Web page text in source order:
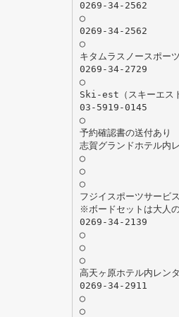
0269-34-2562
◯
0269-34-2562
◯
キタムラスノースポー
0269-34-2729
◯
Ski-est（スキーエスト
03-5919-0145
◯
予約確認書の送付あり
志賀グランドホテル
◯
◯
◯
フジイスポーツサービス
※ボードセットは大人
0269-34-2139
◯
◯
◯
高天ヶ原ホテル内レン
0269-34-2911
◯
◯